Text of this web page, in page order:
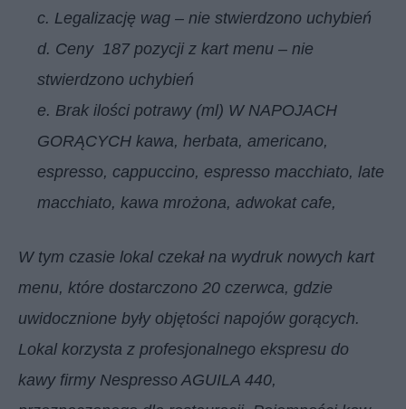
c. Legalizację wag – nie stwierdzono uchybień
d. Ceny 187 pozycji z kart menu – nie
stwierdzono uchybień
e. Brak ilości potrawy (ml) W NAPOJACH
GORĄCYCH kawa, herbata, americano,
espresso, cappuccino, espresso macchiato, late
macchiato, kawa mrożona, adwokat cafe,
W tym czasie lokal czekał na wydruk nowych kart
menu, które dostarczono 20 czerwca, gdzie
uwidocznione były objętości napojów gorących.
Lokal korzysta z profesjonalnego ekspresu do
kawy firmy Nespresso AGUILA 440,